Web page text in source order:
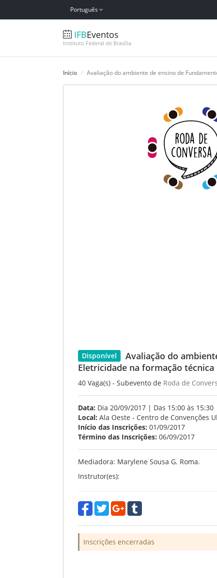
Português
IFBEventos
Instituto Federal de Brasília
Início Avaliação do ambiente de ensino de
Disponível
Avaliação do
Eletricidade na formação técnica
40 Vaga(s) - Subevento de Roda de
Data: Dia 20/09/2017 | Das 15:00 às 15:30
Local: Ala Oeste - Centro de Convenções
Início das Inscrições: 01/09/2017
Término das Inscrições: 06/09/2017
Mediadora: Marylene Sousa G. Roma.
Instrutor(es):
Inscrições encerradas